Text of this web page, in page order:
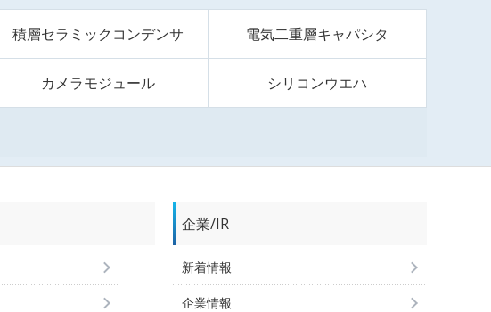
積層セラミックコンデンサ 電気二重層キャパシタ
カメラモジュール シリコンウエハ
企業/IR
新着情報
企業情報